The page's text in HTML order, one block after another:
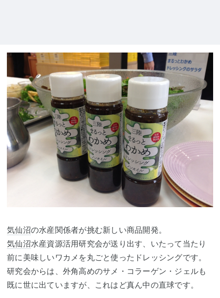
気仙沼の水産関係者が挑む新しい商品開発。
気仙沼水産資源活用研究会が送り出す、いたって当たり
前に美味しいワカメを丸ごと使ったドレッシングです。
研究会からは、外角高めのサメ・コラーゲン・ジェルも
既に世に出ていますが、これはど真ん中の直球です。